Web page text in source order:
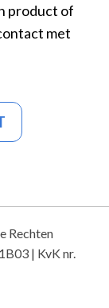
product of
met
Rechten
| KvK nr.